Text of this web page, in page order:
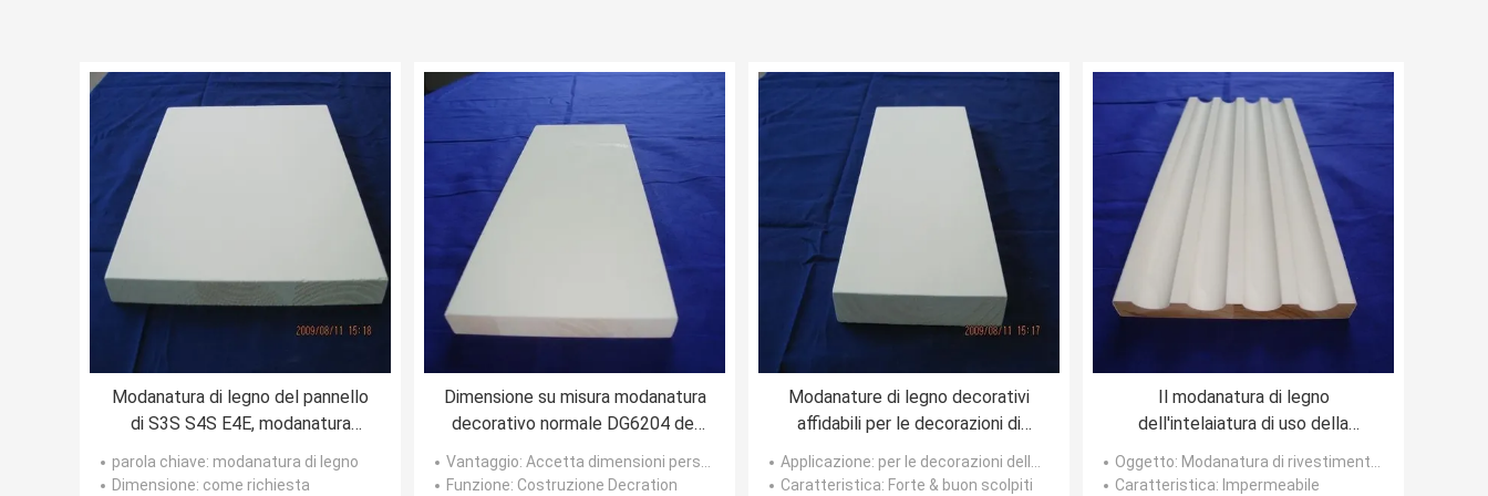
Modanatura di legno del pannello
di S3S S4S E4E, modanatura
decorativo della disposizione
DG6205
parola chiave: modanatura di legno
Dimensione: come richiesta
Dimensione su misura modanatura
decorativo normale DG6204 del
pannello dell'imballaggio
Vantaggio: Accetta dimensioni personalizzate
Funzione: Costruzione Decration
Modanature di legno decorativi
affidabili per le decorazioni di
costruzione
Applicazione: per le decorazioni della finestra
Caratteristica: Forte & buon scolpiti
Il modanatura di legno
dell'intelaiatura di uso della
decorazione interna con non
dipinto liscia la superficie
Oggetto: Modanatura di rivestimento di legno
Caratteristica: Impermeabile